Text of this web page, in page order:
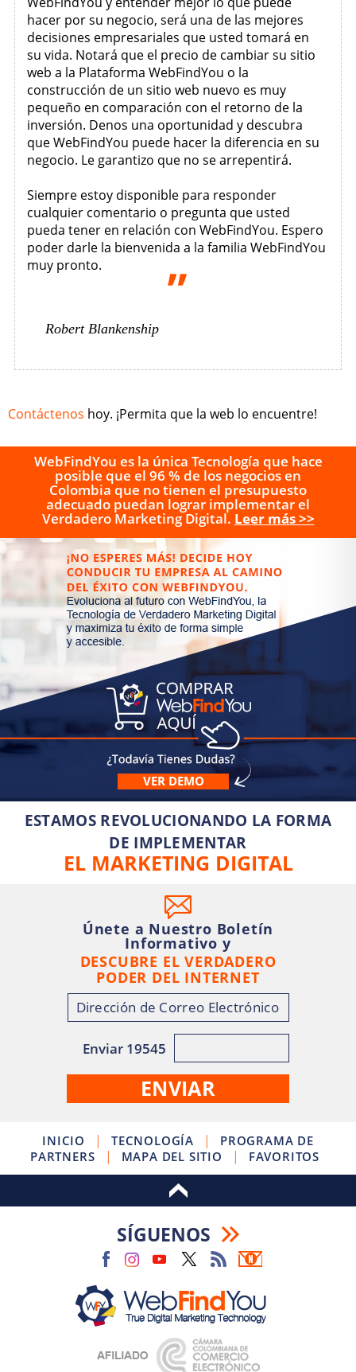
hacer por su negocio, será una de las mejores
decisiones empresariales que usted tomará en
su vida. Notará que el precio de cambiar su sitio
web a la Plataforma WebFindYou o la
construcción de un sitio web nuevo es muy
pequeño en comparación con el retorno de la
inversión. Denos una oportunidad y descubra
que WebFindYou puede hacer la diferencia en su
negocio. Le garantizo que no se arrepentirá.
Siempre estoy disponible para responder
cualquier comentario o pregunta que usted
pueda tener en relación con WebFindYou. Espero
poder darle la bienvenida a la familia WebFindYou
muy pronto.
Robert Blankenship
Contáctenos hoy. ¡Permita que la web lo encuentre!
WebFindYou es la única Tecnología que hace
posible que el 96 % de los negocios en
Colombia que no tienen el presupuesto
adecuado puedan lograr implementar el
Verdadero Marketing Digital. Leer más >>
VER DEMO
ESTAMOS REVOLUCIONANDO LA FORMA
DE IMPLEMENTAR
EL MARKETING DIGITAL
Únete a Nuestro Boletín
Informativo y
DESCUBRE EL VERDADERO
PODER DEL INTERNET
Enviar 19545
INICIO | TECNOLOGÍA |
PROGRAMA DE
PARTNERS
| MAPA DEL SITIO | FAVORITOS
SÍGUENOS